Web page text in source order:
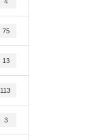
75
13
113
3